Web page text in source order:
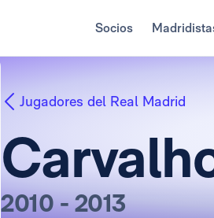
Socios
Jugadores del Real Madrid
2010 - 2013